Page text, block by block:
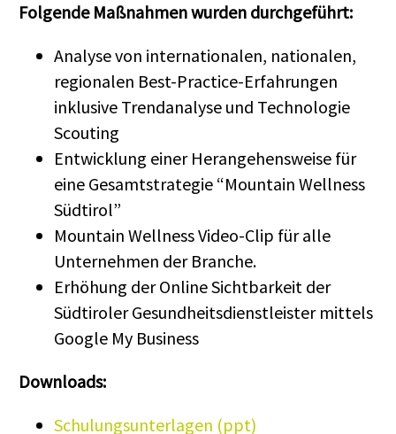
Folgende Maßnahmen wurden durchgeführt:
Analyse von internationalen, nationalen,
regionalen Best-Practice-Erfahrungen
inklusive Trendanalyse und Technologie
Scouting
Entwicklung einer Herangehensweise für
eine Gesamtstrategie “Mountain Wellness
Südtirol”
Mountain Wellness Video-Clip für alle
Unternehmen der Branche.
Erhöhung der Online Sichtbarkeit der
Südtiroler Gesundheitsdienstleister mittels
Google My Business
Downloads:
Schulungsunterlagen (ppt)